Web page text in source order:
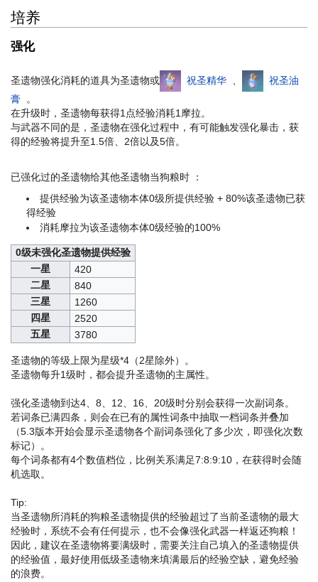
培养
强化
圣遗物强化消耗的道具为圣遗物或 祝圣精华
祝圣油
膏 。
在升级时，圣遗物每获得1点经验消耗1摩拉。
与武器不同的是，圣遗物在强化过程中，有可能触发强化暴击，获
得的经验将提升至1.5倍、2倍以及5倍。
已强化过的圣遗物给其他圣遗物当狗粮时 ：
提供经验为该圣遗物本体0级所提供经验 + 80%该圣遗物已获
得经验
消耗摩拉为该圣遗物本体0级经验的100%
0级未强化圣遗物提供经验
一星
420
二星
840
三星
1260
四星
2520
五星
3780
圣遗物的等级上限为星级*4（2星除外）。
圣遗物每升1级时，都会提升圣遗物的主属性。
强化圣遗物到达4、8、12、16、20级时分别会获得一次副词条。
若词条已满四条，则会在已有的属性词条中抽取一档词条并叠加
（5.3版本开始会显示圣遗物各个副词条强化了多少次，即强化次数
标记）。
每个词条都有4个数值档位，比例关系满足7:8:9:10，在获得时会随
机选取。
Tip:
当圣遗物所消耗的狗粮圣遗物提供的经验超过了当前圣遗物的最大
经验时，系统不会有任何提示，也不会像强化武器一样返还狗粮！
因此，建议在圣遗物将要满级时，需要关注自己填入的圣遗物提供
的经验值，最好使用低级圣遗物来填满最后的经验空缺，避免经验
的浪费。